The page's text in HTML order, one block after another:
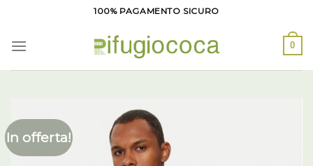
contenuti
100% PAGAMENTO SICURO
0
In offerta!